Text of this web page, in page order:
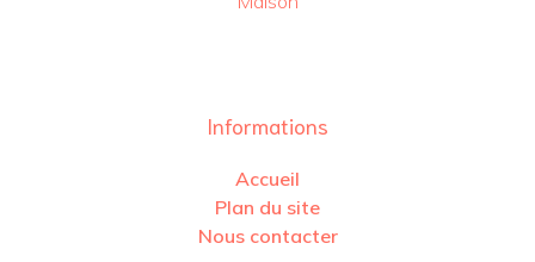
Informations
Accueil
Plan du site
Nous contacter